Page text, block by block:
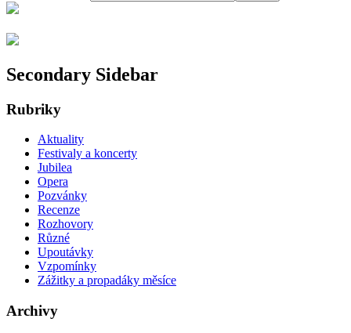
Secondary Sidebar
Rubriky
Aktuality
Festivaly a koncerty
Jubilea
Opera
Pozvánky
Recenze
Rozhovory
Různé
Upoutávky
Vzpomínky
Zážitky a propadáky měsíce
Archivy